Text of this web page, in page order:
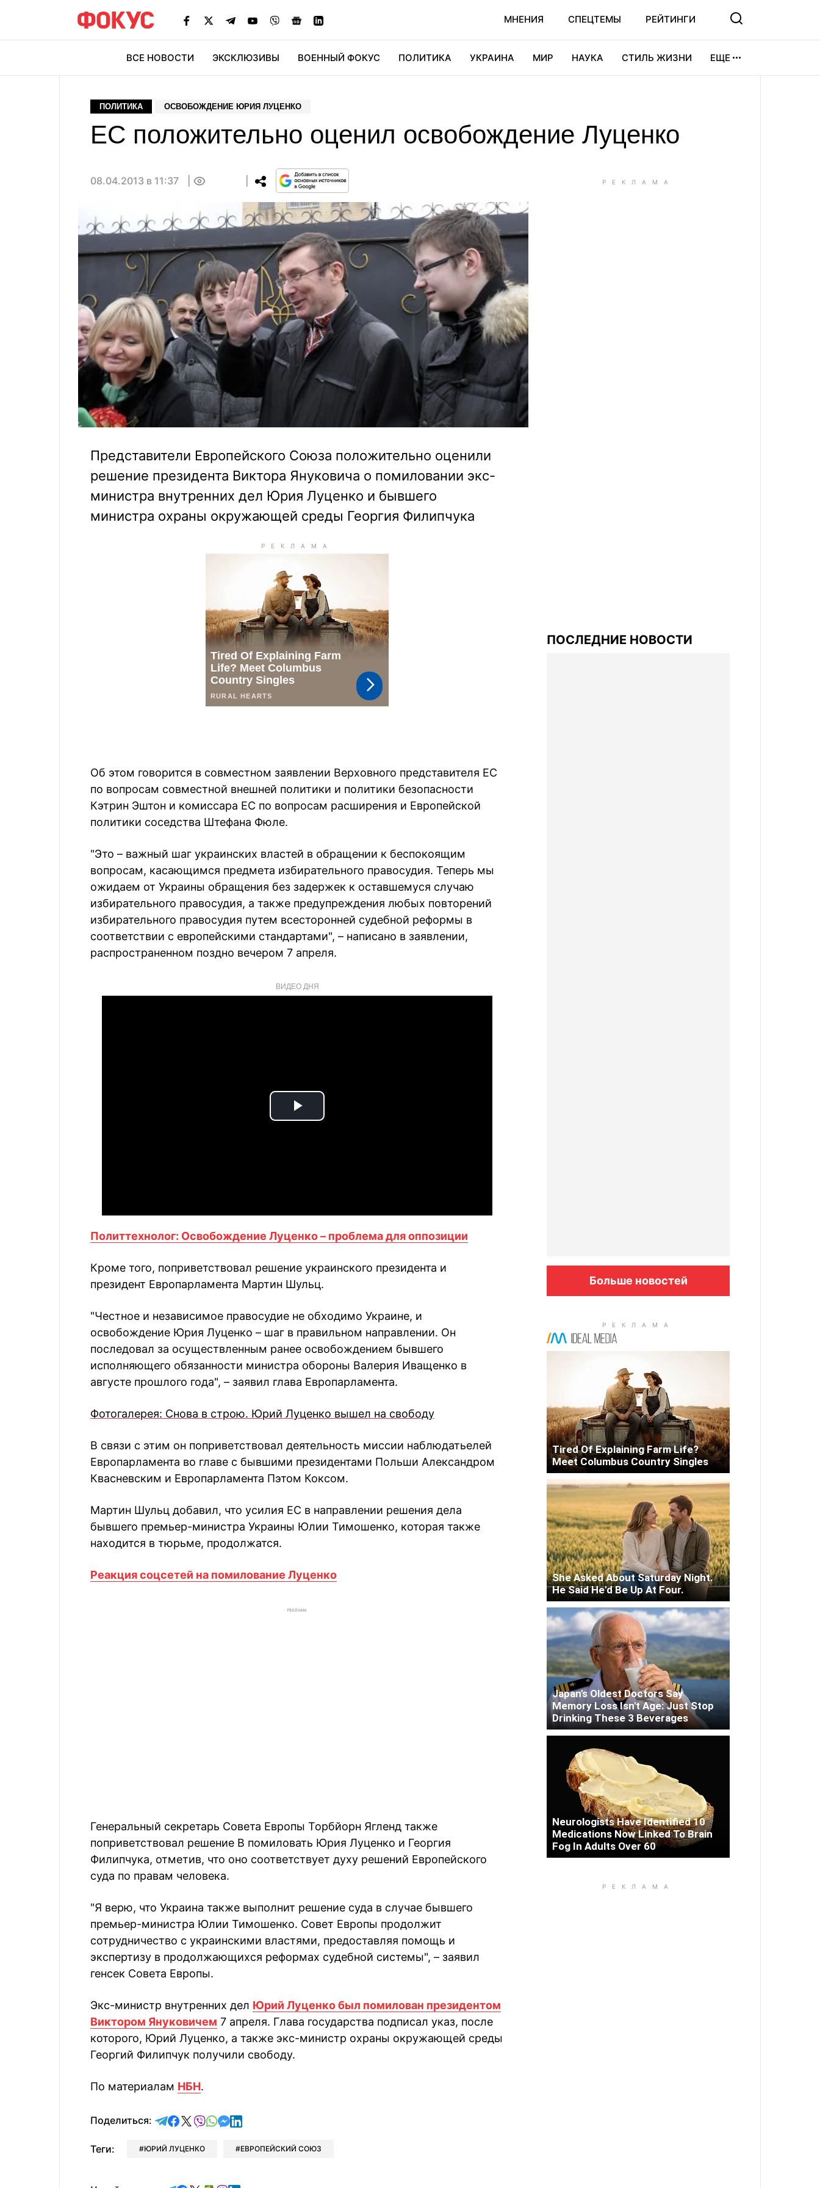
МНЕНИЯ СПЕЦТЕМЫ РЕЙТИНГИ
ВСЕ НОВОСТИ ЭКСКЛЮЗИВЫ ВОЕННЫЙ ФОКУС ПОЛИТИКА УКРАИНА МИР НАУКА СТИЛЬ ЖИЗНИ ЕЩЕ
ПОЛИТИКА ОСВОБОЖДЕНИЕ ЮРИЯ ЛУЦЕНКО
ЕС положительно оценил освобождение Луценко
08.04.2013 в 11:37
Представители Европейского Союза положительно оценили
решение президента Виктора Януковича о помиловании экс-
министра внутренних дел Юрия Луценко и бывшего
министра охраны окружающей среды Георгия Филипчука
Об этом говорится в совместном заявлении Верховного представителя ЕС
по вопросам совместной внешней политики и политики безопасности
Кэтрин Эштон и комиссара ЕС по вопросам расширения и Европейской
политики соседства Штефана Фюле.
"Это – важный шаг украинских властей в обращении к беспокоящим
вопросам, касающимся предмета избирательного правосудия. Теперь мы
ожидаем от Украины обращения без задержек к оставшемуся случаю
избирательного правосудия, а также предупреждения любых повторений
избирательного правосудия путем всесторонней судебной реформы в
соответствии с европейскими стандартами", – написано в заявлении,
распространенном поздно вечером 7 апреля.
ВИДЕО ДНЯ
Play
Политтехнолог: Освобождение Луценко – проблема для оппозиции
Кроме того, поприветствовал решение украинского президента и
президент Европарламента Мартин Шульц.
"Честное и независимое правосудие не обходимо Украине, и
освобождение Юрия Луценко – шаг в правильном направлении. Он
последовал за осуществленным ранее освобождением бывшего
исполняющего обязанности министра обороны Валерия Иващенко в
августе прошлого года", – заявил глава Европарламента.
Фотогалерея: Снова в строю. Юрий Луценко вышел на свободу
В связи с этим он поприветствовал деятельность миссии наблюдатьелей
Европарламента во главе с бывшими президентами Польши Александром
Квасневским и Европарламента Пэтом Коксом.
Мартин Шульц добавил, что усилия ЕС в направлении решения дела
бывшего премьер-министра Украины Юлии Тимошенко, которая также
находится в тюрьме, продолжатся.
Реакция соцсетей на помилование Луценко
РЕКЛАМА
Генеральный секретарь Совета Европы Торбйорн Ягленд также
поприветствовал решение В помиловать Юрия Луценко и Георгия
Филипчука, отметив, что оно соответствует духу решений Европейского
суда по правам человека.
"Я верю, что Украина также выполнит решение суда в случае бывшего
премьер-министра Юлии Тимошенко. Совет Европы продолжит
сотрудничество с украинскими властями, предоставляя помощь и
экспертизу в продолжающихся реформах судебной системы", – заявил
генсек Совета Европы.
Экс-министр внутренних дел Юрий Луценко был помилован президентом
Виктором Януковичем 7 апреля. Глава государства подписал указ, после
которого, Юрий Луценко, а также экс-министр охраны окружающей среды
Георгий Филипчук получили свободу.
По материалам НБН.
Поделиться: отправить в Telegram
поделиться в Facebook
поделиться в X
отправить в Viber
отправить в Whatsapp
отправить в Messenger
отправить в LinkedIn
Теги: ЮРИЙ ЛУЦЕНКО ЕВРОПЕЙСКИЙ СОЮЗ
ПОСЛЕДНИЕ НОВОСТИ
Больше новостей